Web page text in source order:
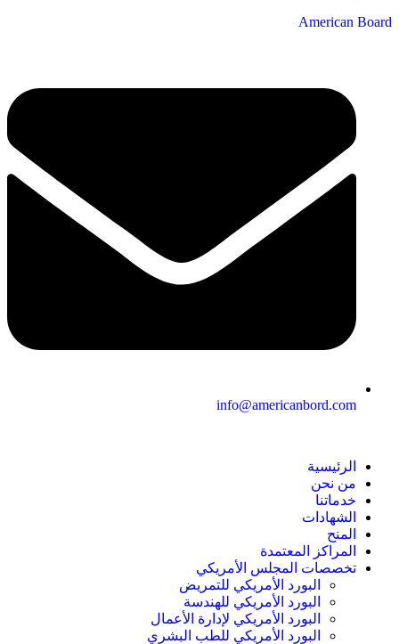
American Board
info@americanbord.com
الرئيسية
من نحن
خدماتنا
الشهادات
المنح
المراكز المعتمدة
تخصصات المجلس الأمريكي
البورد الأمريكي للتمريض
البورد الأمريكي للهندسة
البورد الأمريكي لإدارة الأعمال
البورد الأمريكي للطب البشري